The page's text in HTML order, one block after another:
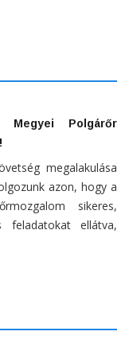
Megyei Polgárőr
megalakulása
azon, hogy a
sikeres,
feladatokat ellátva,